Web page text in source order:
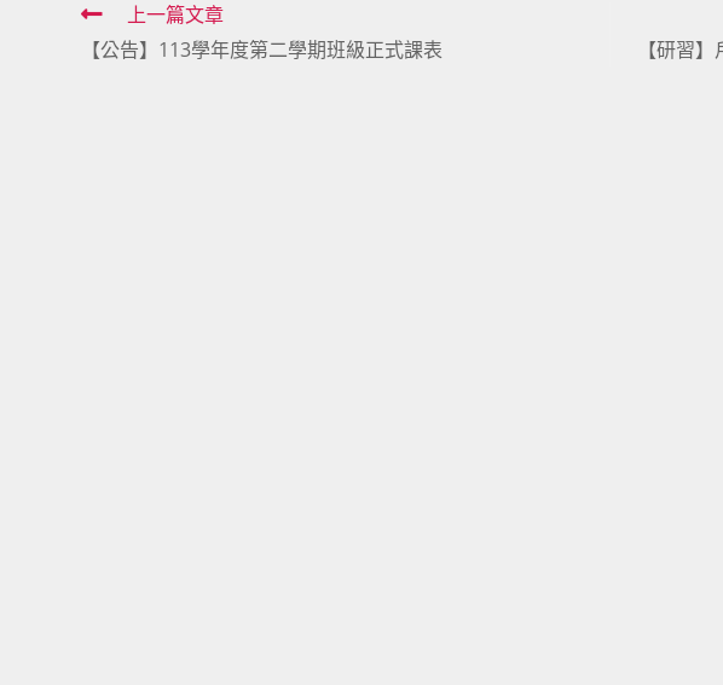
Read
more
上一篇文章
【公告】113學年度第二學期班級正式課表
【研習